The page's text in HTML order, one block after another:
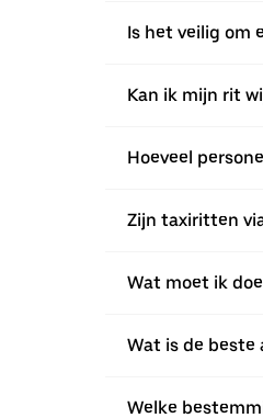
Is het veilig om
Kan ik mijn rit
Hoeveel
Zijn taxiritten
Wat moet ik
Wat is de beste
Welke